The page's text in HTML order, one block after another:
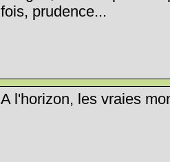
fois, prudence...
A l'horizon, les vraies